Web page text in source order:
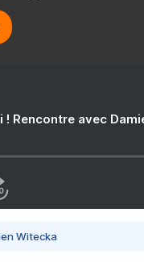
Rencontre avec
Witecka